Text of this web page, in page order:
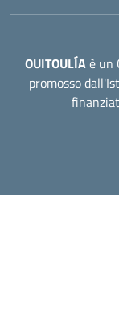
OUITOULÍAè un
promosso dall'